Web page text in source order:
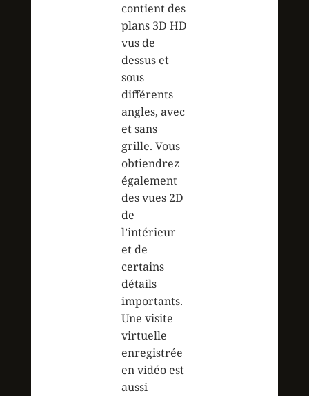
contient des
plans 3D HD
vus de
dessus et
sous
différents
angles, avec
et sans
grille. Vous
obtiendrez
également
des vues 2D
de
l’intérieur
et de
certains
détails
importants.
Une visite
virtuelle
enregistrée
en vidéo est
aussi